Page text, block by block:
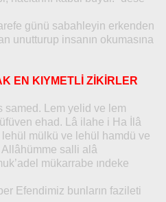
günü sabahleyin erkenden
unutturup insanın okumasına
EN KIYMETLİ ZİKİRLER
samed. Lem yelid ve lem
ehad. Lâ ilahe i Ha İlâ
mülkü ve lehül hamdü ve
Allâhümme salli alâ
mükarrabe ındeke
Efendimiz bunların fazileti